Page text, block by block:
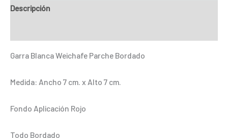
Blanca
Descripción
Garra Blanca Weichafe Parche Bordado
Medida: Ancho 7 cm. x Alto 7 cm.
Fondo Aplicación Rojo
Todo Bordado